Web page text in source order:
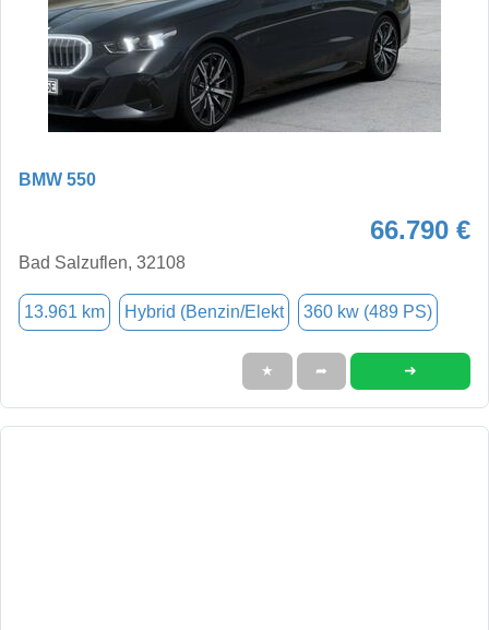
BMW 550
66.790 €
Bad Salzuflen, 32108
13.961 km Hybrid (Benzin/Elekt 360 kw (489 PS)
★ ➦ ➜